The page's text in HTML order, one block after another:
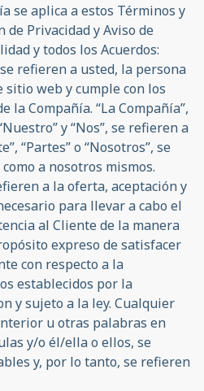
se aplica a estos Términos y
de Privacidad y Aviso de
y todos los Acuerdos:
se refieren a usted, la persona
web y cumple con los
la Compañía. “La Compañía”,
y “Nos”, se refieren a
“Partes” o “Nosotros”, se
a nosotros mismos.
a la oferta, aceptación y
para llevar a cabo el
al Cliente de la manera
expreso de satisfacer
con respecto a la
establecidos por la
y sujeto a la ley. Cualquier
u otras palabras en
y/o él/ella o ellos, se
y, por lo tanto, se refieren